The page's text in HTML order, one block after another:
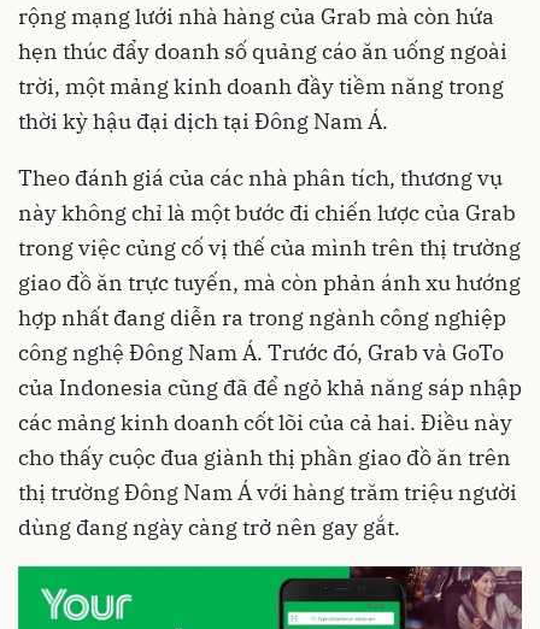
rộng mạng lưới nhà hàng của Grab mà còn hứa
hẹn thúc đẩy doanh số quảng cáo ăn uống ngoài
trời, một mảng kinh doanh đầy tiềm năng trong
thời kỳ hậu đại dịch tại Đông Nam Á.
Theo đánh giá của các nhà phân tích, thương vụ
này không chỉ là một bước đi chiến lược của Grab
trong việc củng cố vị thế của mình trên thị trường
giao đồ ăn trực tuyến, mà còn phản ánh xu hướng
hợp nhất đang diễn ra trong ngành công nghiệp
công nghệ Đông Nam Á. Trước đó, Grab và GoTo
của Indonesia cũng đã để ngỏ khả năng sáp nhập
các mảng kinh doanh cốt lõi của cả hai. Điều này
cho thấy cuộc đua giành thị phần giao đồ ăn trên
thị trường Đông Nam Á với hàng trăm triệu người
dùng đang ngày càng trở nên gay gắt.